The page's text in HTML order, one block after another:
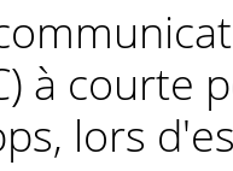
à courte
lors